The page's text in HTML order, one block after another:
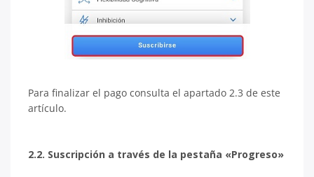
Para finalizar el pago consulta el apartado 2.3 de este
artículo.
2.2. Suscripción a través de la pestaña «Progreso»